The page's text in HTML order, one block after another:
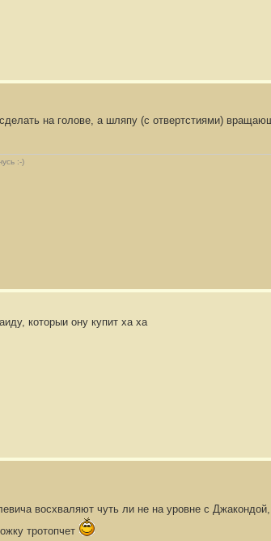
на голове, а шляпу (с отвертстиями)
:-)
которыи ону купит ха ха
восхваляют чуть ли не на уровне с
тротопчет